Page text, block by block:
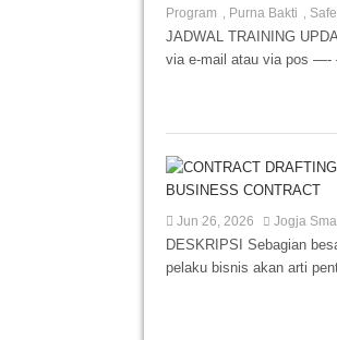
Program
Purna Bakti
JADWAL TRAINING
via e-mail atau via pos —-
Jun 26, 2026 Jogja
DESKRIPSI Sebagian
pelaku bisnis akan arti